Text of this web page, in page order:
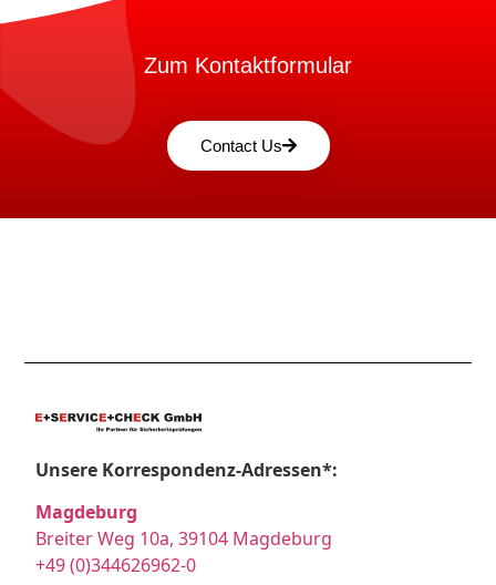
Zum Kontaktformular
Contact Us
Unsere Korrespondenz-Adressen*:
Magdeburg
Breiter Weg 10a, 39104 Magdeburg
+49 (0)344626962-0